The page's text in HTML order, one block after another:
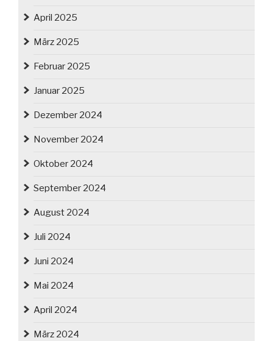
April 2025
März 2025
Februar 2025
Januar 2025
Dezember 2024
November 2024
Oktober 2024
September 2024
August 2024
Juli 2024
Juni 2024
Mai 2024
April 2024
März 2024